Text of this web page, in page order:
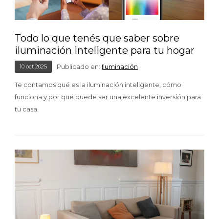
Todo lo que tenés que saber sobre
iluminación inteligente para tu hogar
10 oct 2025 Publicado en: Iluminación
Te contamos qué es la iluminación inteligente, cómo
funciona y por qué puede ser una excelente inversión para
tu casa.